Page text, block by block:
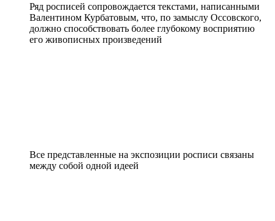
Ряд росписей сопровождается текстами, написанными
Валентином Курбатовым, что, по замыслу Оссовского,
должно способствовать более глубокому восприятию
его живописных произведений
Все представленные на экспозиции росписи связаны
между собой одной идеей